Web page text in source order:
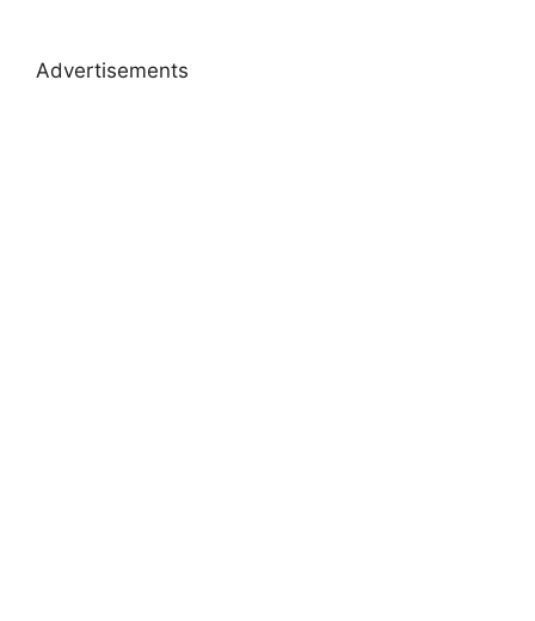
Advertisements